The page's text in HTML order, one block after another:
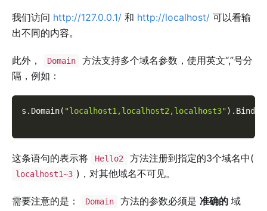
我们访问 http://127.0.0.1/ 和 http://localhost/ 可以看输
出不同的内容。
此外， Domain
方法支持多个域名参数，使用英文“,”号分
隔，例如：
s.Domain( "localhost1,localhost2,localhost3")
这条语句的表示将 Hello2 方法注册到指定的3个域名中(
localhost1~3 )，对其他域名不可见。
需要注意的是： Domain 方法的参数必须是 准确的域